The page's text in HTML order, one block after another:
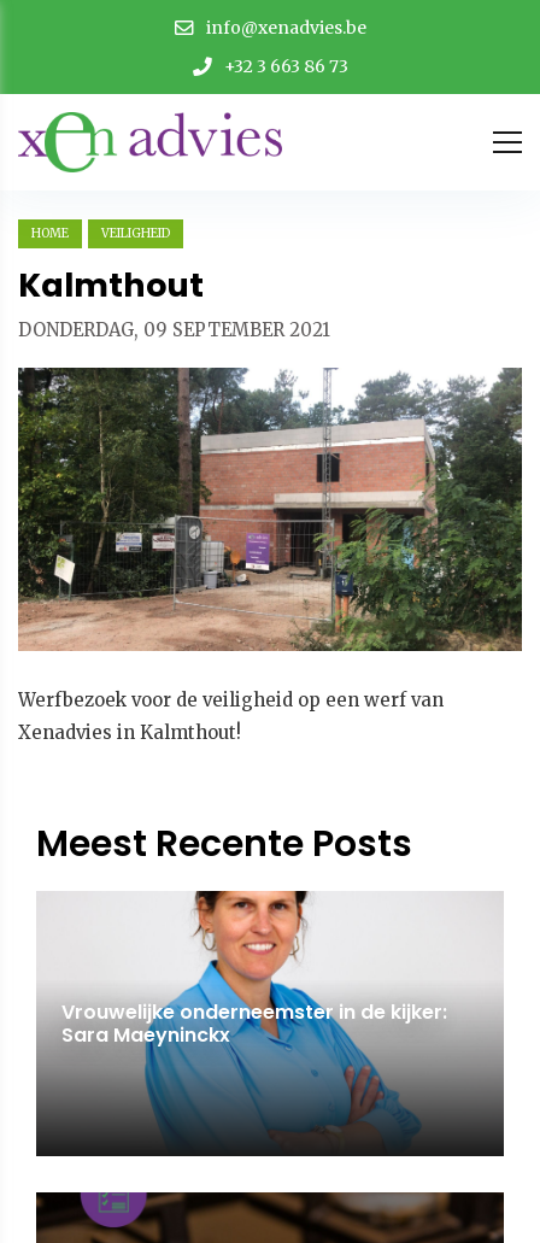
info@xenadvies.be
+32 3 663 86 73
HOME VEILIGHEID
Kalmthout
DONDERDAG, 09 SEPTEMBER 2021
Werfbezoek voor de veiligheid op een werf van
Xenadvies in Kalmthout!
Meest Recente Posts
Vrouwelijke onderneemster in de kijker:
Sara Maeyninckx